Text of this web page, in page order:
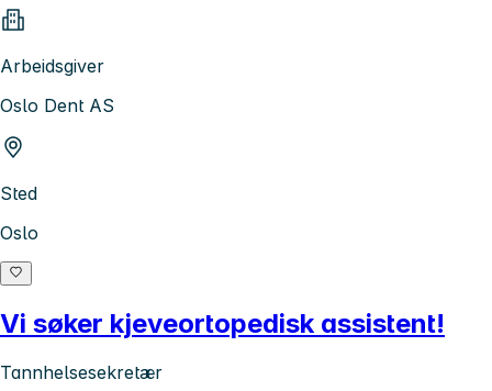
Arbeidsgiver
Oslo Dent AS
Sted
Oslo
Vi søker kjeveortopedisk assistent!
Tannhelsesekretær